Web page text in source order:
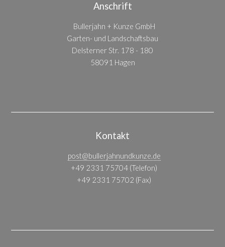
Anschrift
Bullerjahn + Kunze GmbH
Garten- und Landschaftsbau
Delsterner Str. 178 - 180
58091 Hagen
Kontakt
post@bullerjahnundkunze.de
+49 2331 75704 (Telefon)
+49 2331 75702 (Fax)